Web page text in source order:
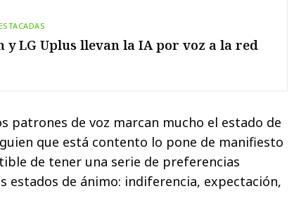
y LG Uplus llevan la IA por voz a la red
patrones de voz marcan mucho el estado de
que está contento lo pone de manifiesto
de tener una serie de preferencias
estados de ánimo: indiferencia, expectación,